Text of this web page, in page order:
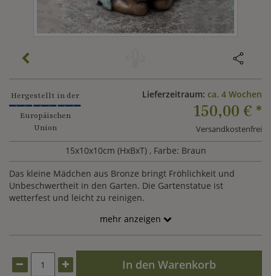
Hergestellt in der
Europäischen
Union
Lieferzeitraum: ca. 4 Wochen
150,00 € *
Versandkostenfrei
15x10x10cm (HxBxT) , Farbe: Braun
Das kleine Mädchen aus Bronze bringt Fröhlichkeit und
Unbeschwertheit in den Garten. Die Gartenstatue ist
wetterfest und leicht zu reinigen.
mehr anzeigen
In den Warenkorb